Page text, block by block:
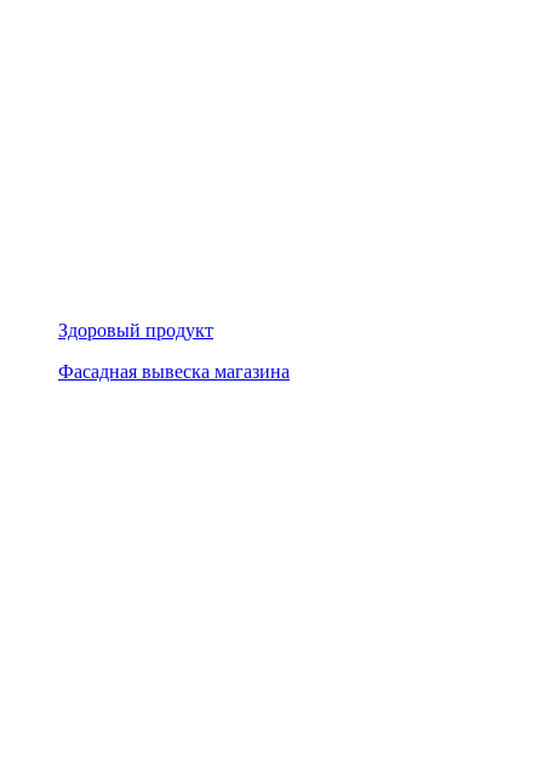
Здоровый продукт
Фасадная вывеска магазина